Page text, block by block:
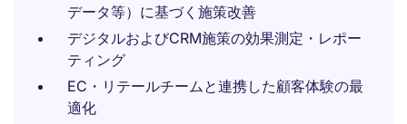
データ等）に基づく施策改善
デジタルおよびCRM施策の効果測定・レポー
ティング
EC・リテールチームと連携した顧客体験の最
適化